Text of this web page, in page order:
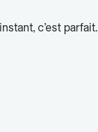
c’est parfait.